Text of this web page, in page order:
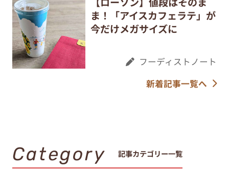
ま！「アイスカフェラテ」が
今だけメガサイズに
フーディストノート
新着記事一覧へ
Category 記事カテゴリー一覧